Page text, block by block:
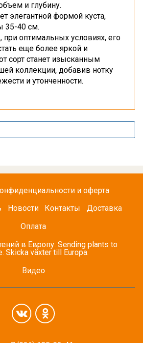
и глубину.
элегантной формой куста,
35-40 см.
при оптимальных условиях, его
еще более яркой и
сорт станет изысканным
коллекции, добавив нотку
и утонченности.
и оферта
Новости Контакты
Доставка
Оплата
в Европу. Sending plants to
Skicka växter till Europa.
Видео